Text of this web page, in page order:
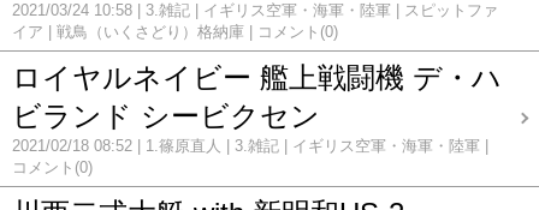
2021/03/24 10:58 3.雑記 イギリス空軍・海軍・陸軍
スピットファ
イア
戦鳥（いくさどり）格納庫 コメント(0)
ロイヤルネイビー 艦上戦闘機 デ・ハ
ビランド シービクセン
2021/02/18 08:52 1.篠原直人 3.雑記
イギリス空軍・海軍・陸軍
コメント(0)